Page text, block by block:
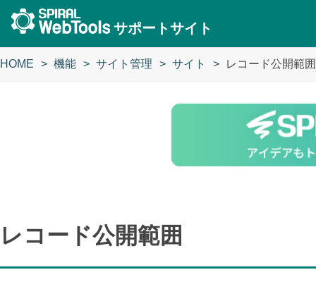
サポートサイト
HOME 機能 サイト管理 サイト レコード公開範囲
レコード公開範囲